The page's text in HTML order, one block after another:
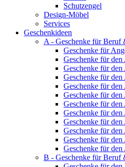
Schutzengel
Design-Möbel
Services
Geschenkideen
A - Geschenke für Beruf
Geschenke für
Geschenke für
Geschenke für
Geschenke für
Geschenke für
Geschenke für
Geschenke für
Geschenke für den
Geschenke für den
Geschenke für den
Geschenke für
Geschenke für
B - Geschenke für Beruf